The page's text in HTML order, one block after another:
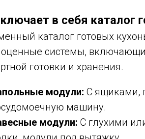
в себя каталог
каталог готовых
системы,
готовки и хранения.
модули: С ящиками,
машину.
модули: С глухими